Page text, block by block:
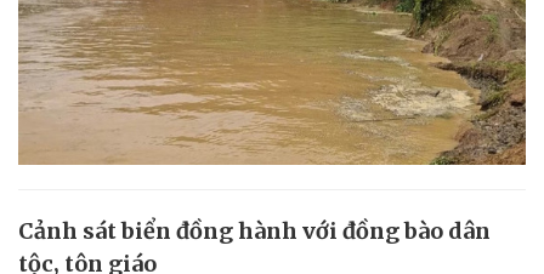
Cảnh sát biển đồng hành với đồng bào dân
tộc, tôn giáo